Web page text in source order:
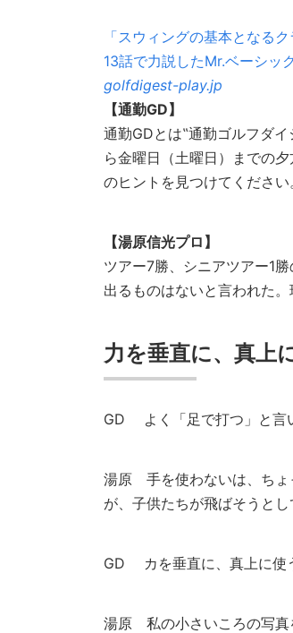
「スウィングの基本となる
13話で力説したMr.ベーシッ
golfdigest-play.jp
【通勤GD】
通勤GDとは‟通勤ゴルフダ
ら金曜日（土曜日）までの
のヒントを見つけてください
【湯原信光プロ】
ツアー7勝、シニアツアー1
出るものはないと言われた
力を垂直に、真上
GD よく「足で打つ」と言
湯原 手を使わないは、ちょ
が、子供たちが飛ばそうと
GD カを垂直に、真上に使
湯原 私の小さいころの写真